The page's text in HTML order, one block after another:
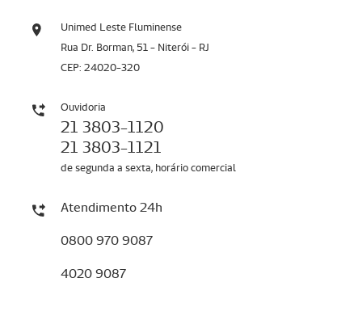
Unimed Leste Fluminense
Rua Dr. Borman, 51 - Niterói - RJ
CEP: 24020-320
Ouvidoria
21 3803-1120
21 3803-1121
de segunda a sexta, horário comercial
Atendimento 24h
0800 970 9087
4020 9087